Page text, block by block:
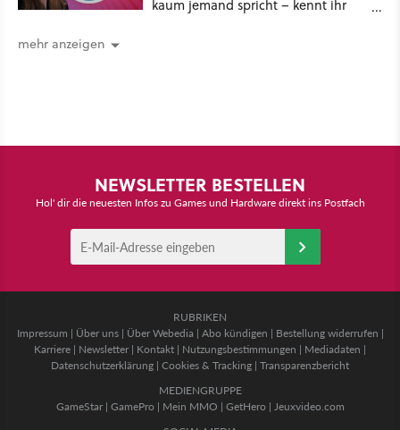
kaum jemand spricht – kennt ihr
mehr anzeigen
NEWSLETTER BESTELLEN
Hol' dir die neuesten Infos zu Games und Hardware direkt ins Postfach
RUBRIKEN
Impressum | Über uns| Über Webedia | Abo kündigen | Bestellung widerrufen |
Karriere | Newsletter | Kontakt | Nutzungsbestimmungen | Mediadaten |
Datenschutzerklärung | Cookies & Tracking | Transparenzbericht
MEDIENGRUPPE
GameStar| GamePro | Mein MMO | GetHero | Jeuxvideo.com